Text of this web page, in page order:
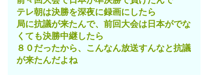
テレ朝は決勝を深夜に録画にしたら
局に抗議が来たんで、前回大会は日本がでな
くても決勝中継したら
８０だったから、こんなん放送すんなと抗議
が来たんだよね